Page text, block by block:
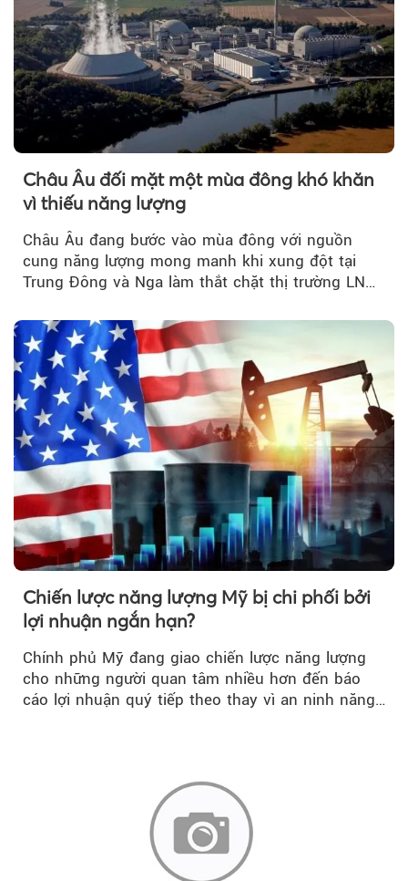
Châu Âu đối mặt một mùa đông khó khăn
vì thiếu năng lượng
Châu Âu đang bước vào mùa đông với nguồn
cung năng lượng mong manh khi xung đột tại
Trung Đông và Nga làm thắt chặt thị trường LNG
lo ngại.
Chiến lược năng lượng Mỹ bị chi phối bởi
lợi nhuận ngắn hạn?
Chính phủ Mỹ đang giao chiến lược năng lượng
cho những người quan tâm nhiều hơn đến báo
cáo lợi nhuận quý tiếp theo thay vì an ninh năng